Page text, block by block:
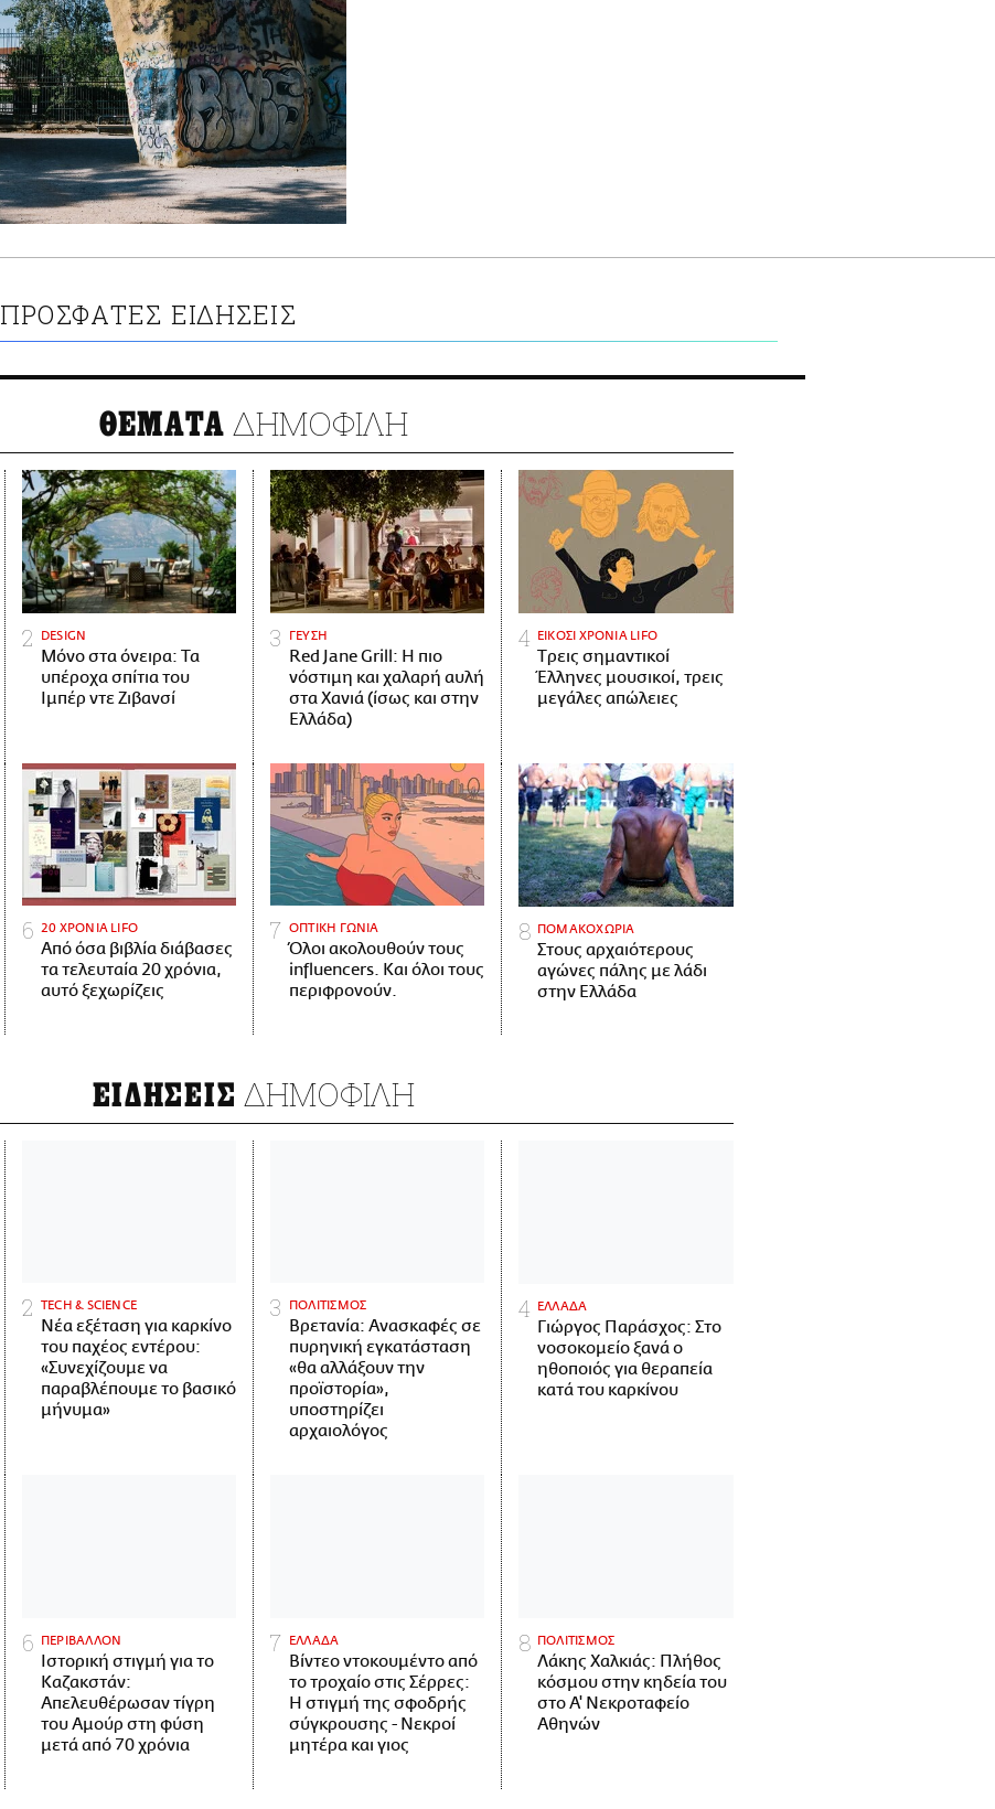
ΠΡΟΣΦΑΤΕΣ ΕΙΔΗΣΕΙΣ
ΘΕΜΑΤΑ ΔΗΜΟΦΙΛΗ
DESIGN
Μόνο στα όνειρα: Τα
υπέροχα σπίτια του
Ιμπέρ ντε Ζιβανσί
ΓΕΥΣΗ
Red Jane Grill: Η πιο
νόστιμη και χαλαρή αυλή
στα Χανιά (ίσως και στην
Ελλάδα)
ΕΙΚΟΣΙ ΧΡΟΝΙΑ LIFO
Tρεις σημαντικοί
Έλληνες μουσικοί, τρεις
μεγάλες απώλειες
20 ΧΡΟΝΙΑ LIFO
Από όσα βιβλία διάβασες
τα τελευταία 20 χρόνια,
αυτό ξεχωρίζεις
ΟΠΤΙΚΗ ΓΩΝΙΑ
Όλοι ακολουθούν τους
influencers. Και όλοι τους
περιφρονούν.
ΠΟΜΑΚΟΧΩΡΙΑ
Στους αρχαιότερους
αγώνες πάλης με λάδι
στην Ελλάδα
ΕΙΔΗΣΕΙΣ ΔΗΜΟΦΙΛΗ
ΤECH & SCIENCE
Νέα εξέταση για καρκίνο
του παχέος εντέρου:
«Συνεχίζουμε να
παραβλέπουμε το βασικό
μήνυμα»
ΠΟΛΙΤΙΣΜΟΣ
Βρετανία: Ανασκαφές σε
πυρηνική εγκατάσταση
«θα αλλάξουν την
προϊστορία»,
υποστηρίζει
αρχαιολόγος
ΕΛΛΑΔΑ
Γιώργος Παράσχος: Στο
νοσοκομείο ξανά ο
ηθοποιός για θεραπεία
κατά του καρκίνου
ΠΕΡΙΒΑΛΛΟΝ
Ιστορική στιγμή για το
Καζακστάν:
Απελευθέρωσαν τίγρη
του Αμούρ στη φύση
μετά από 70 χρόνια
ΕΛΛΑΔΑ
Βίντεο ντοκουμέντο από
το τροχαίο στις Σέρρες:
Η στιγμή της σφοδρής
σύγκρουσης - Νεκροί
μητέρα και γιος
ΠΟΛΙΤΙΣΜΟΣ
Λάκης Χαλκιάς: Πλήθος
κόσμου στην κηδεία του
στο Α' Νεκροταφείο
Αθηνών